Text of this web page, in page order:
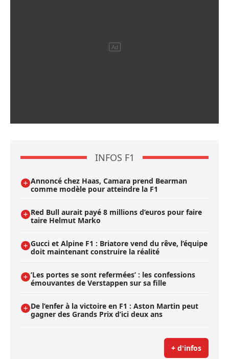
INFOS F1
Annoncé chez Haas, Camara prend Bearman
comme modèle pour atteindre la F1
Red Bull aurait payé 8 millions d’euros pour faire
taire Helmut Marko
Gucci et Alpine F1 : Briatore vend du rêve, l’équipe
doit maintenant construire la réalité
’Les portes se sont refermées’ : les confessions
émouvantes de Verstappen sur sa fille
De l’enfer à la victoire en F1 : Aston Martin peut
gagner des Grands Prix d’ici deux ans
+ d'infos